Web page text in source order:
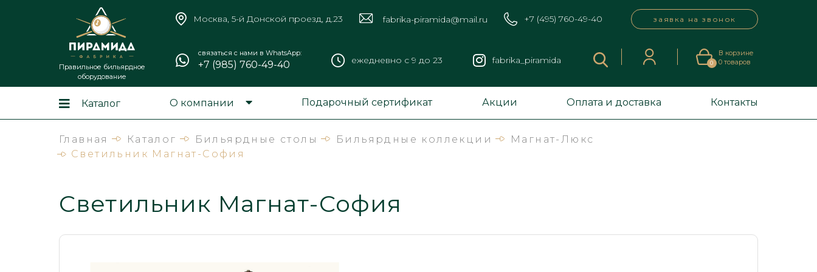
Правильное бильярдное
оборудование
Москва, 5-й Донской проезд, д.23 fabrika-piramida@mail.ru +7 (495) 760-49-40 заявка на звонок
связаться с нами в WhatsApp:
+7 (985) 760-49-40 ежедневно с 9 до 23 fabrika_piramida 0
В корзине
0товаров
Каталог О компании Подарочный сертификат Акции Оплата и доставка Контакты
Главная Каталог Бильярдные столы Бильярдные коллекции
Магнат-Люкс
Светильник Магнат-София
Светильник Магнат-София